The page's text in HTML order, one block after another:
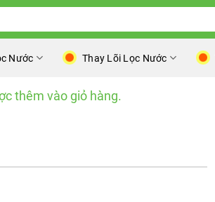
Nước Thay Lõi Lọc Nước
thêm vào giỏ hàng.